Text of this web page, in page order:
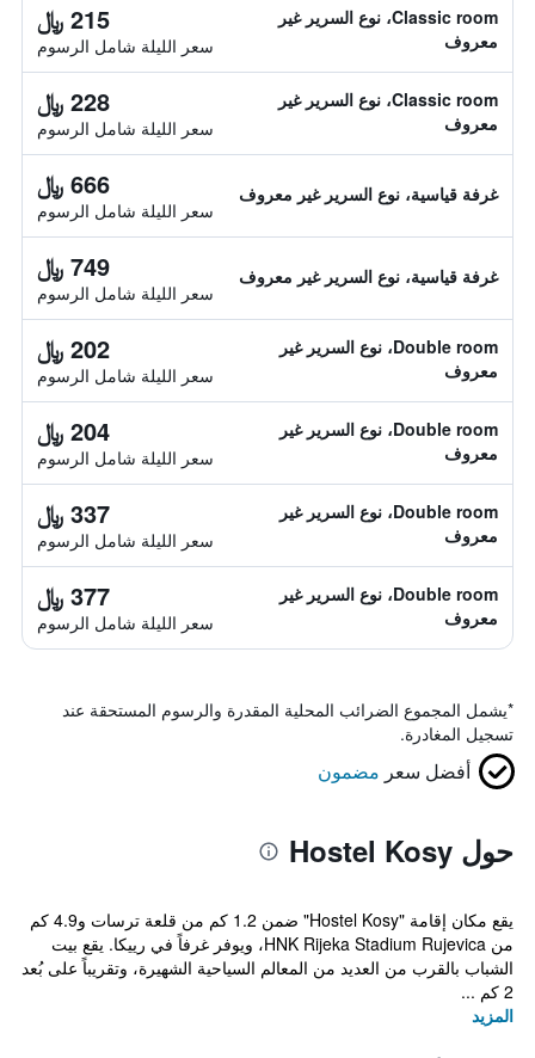
Classic room، نوع السرير غير
معروف
215 ﷼
سعر الليلة شامل الرسوم
Classic room، نوع السرير غير
معروف
228 ﷼
سعر الليلة شامل الرسوم
غرفة قياسية، نوع السرير غير معروف 666 ﷼
سعر الليلة شامل الرسوم
غرفة قياسية، نوع السرير غير معروف 749 ﷼
سعر الليلة شامل الرسوم
Double room، نوع السرير غير
معروف
202 ﷼
سعر الليلة شامل الرسوم
Double room، نوع السرير غير
معروف
204 ﷼
سعر الليلة شامل الرسوم
Double room، نوع السرير غير
معروف
337 ﷼
سعر الليلة شامل الرسوم
Double room، نوع السرير غير
معروف
377 ﷼
سعر الليلة شامل الرسوم
*يشمل المجموع الضرائب المحلية المقدرة والرسوم المستحقة عند
تسجيل المغادرة.
أفضل سعر مضمون
حول Hostel Kosy
يقع مكان إقامة "Hostel Kosy" ضمن 1.2 كم من قلعة ترسات و4.9 كم
من HNK Rijeka Stadium Rujevica، ويوفر غرفاً في رييكا. يقع بيت
الشباب بالقرب من العديد من المعالم السياحية الشهيرة، وتقريباً على بُعد
2 كم ...
المزيد